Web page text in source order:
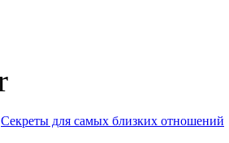
Секреты для самых близких отношений